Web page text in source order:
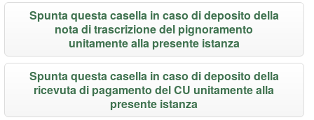
Spunta questa casella in caso di deposito della
nota di trascrizione del pignoramento
unitamente alla presente istanza
Spunta questa casella in caso di deposito della
ricevuta di pagamento del CU unitamente alla
presente istanza